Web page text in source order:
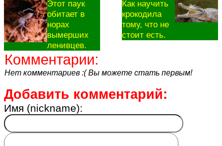
Этот паук
обитает в
норах
вымерших
ленивцев.
Как научить
крокодила
тому, что не
стоит есть.
Комментарии:
Нет комментариев :( Вы можете стать первым!
Добавить комментарий:
Имя (nickname):